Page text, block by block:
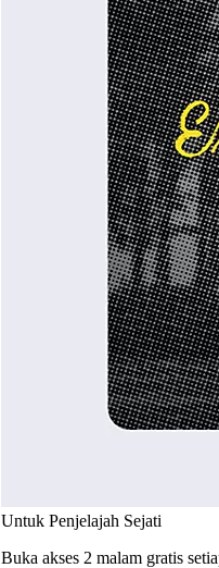
Untuk Penjelajah Sejati
Buka akses 2 malam gratis